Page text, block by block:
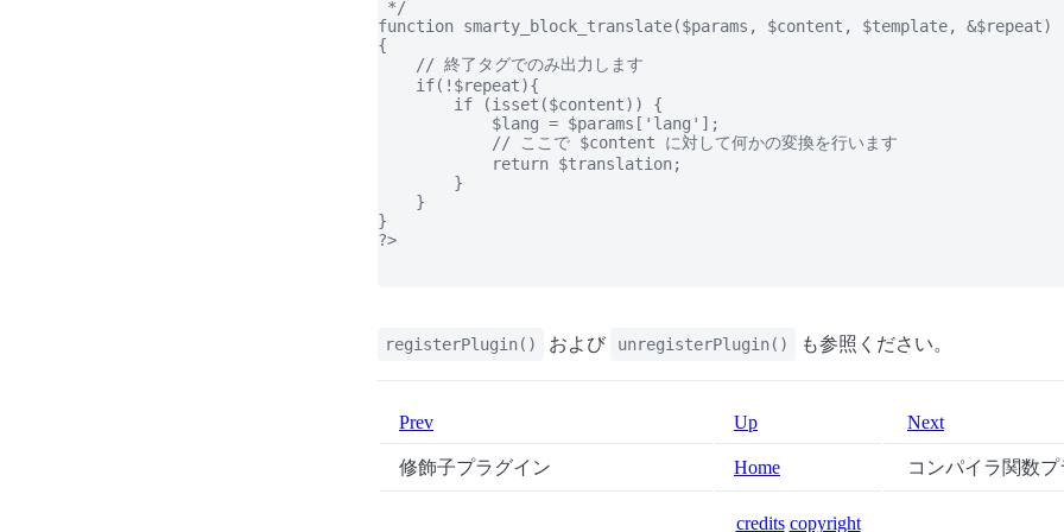
*/
function smarty_block_translate($params, $content, $template, &$repeat)
{
    // 終了タグでのみ出力します
    if(!$repeat){
        if (isset($content)) {
            $lang = $params['lang'];
            // ここで $content に対して何かの変換を行います
            return $translation;
        }
    }
}
?>
registerPlugin() および unregisterPlugin() も参照ください。
Prev Up Next
修飾子プラグイン Home コンパイラ関数
credits copyright